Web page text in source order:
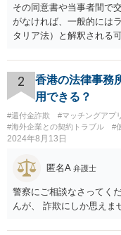
その同意書や当事者間で
がなければ、一般的には
タリア法）と解釈される
あります。 なお、仮に日
約が有効かどうかは、ラ
権、特許権など）や契約
いずれにせよ具体的事情
れますので、弁護士に直
2
香港の法律事務
用できる？
#還付金詐欺 #マッチングアプ
#海外企業との契約トラブル
#
2024年8月13日
匿名A 弁護士
警察にご相談なさってく
んが、 詐欺にしか思えま